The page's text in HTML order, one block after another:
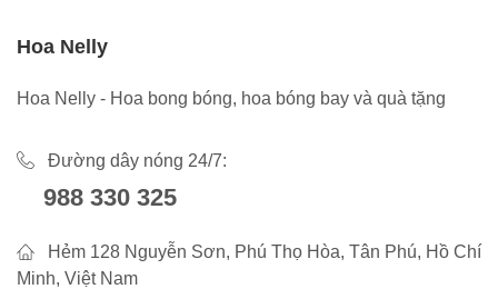
Hoa Nelly
Hoa Nelly - Hoa bong bóng, hoa bóng bay và quà tặng
Đường dây nóng 24/7:
988 330 325
Hẻm 128 Nguyễn Sơn, Phú Thọ Hòa, Tân Phú, Hồ Chí
Minh, Việt Nam